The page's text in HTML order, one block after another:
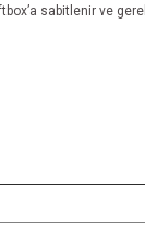
sabitlenir ve